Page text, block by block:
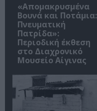
«Απομακρυσμένα
Βουνά και Ποτάμια:
Πνευματική
Πατρίδα»:
Περιοδική έκθεση
στο Διαχρονικό
Μουσείο Αίγινας